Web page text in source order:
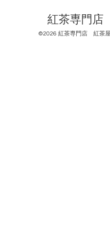
紅茶専門
©2026 紅茶専門店 紅茶